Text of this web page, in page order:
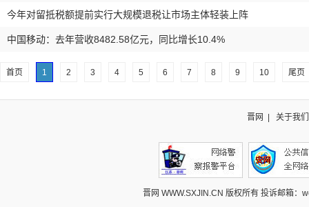
今年对留抵税额提前实行大规模退税让市场主体轻装上阵
中国移动：去年营收8482.58亿元，同比增长10.4%
首页 1 2 3 4 5 6 7 8 9 10 尾页
晋网 关于我们
晋网 WWW.SXJIN.CN 版权所有 投诉邮箱